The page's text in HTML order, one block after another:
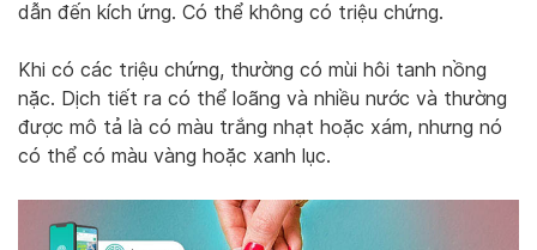
dẫn đến kích ứng. Có thể không có triệu chứng.
Khi có các triệu chứng, thường có mùi hôi tanh nồng
nặc. Dịch tiết ra có thể loãng và nhiều nước và thường
được mô tả là có màu trắng nhạt hoặc xám, nhưng nó
có thể có màu vàng hoặc xanh lục.